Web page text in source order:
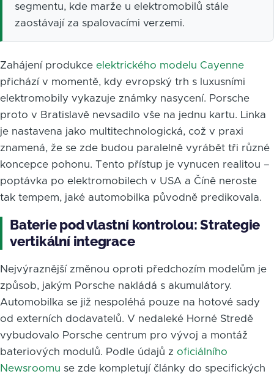
segmentu, kde marže u elektromobilů stále
zaostávají za spalovacími verzemi.
Zahájení produkce elektrického modelu Cayenne
přichází v momentě, kdy evropský trh s luxusními
elektromobily vykazuje známky nasycení. Porsche
proto v Bratislavě nevsadilo vše na jednu kartu. Linka
je nastavena jako multitechnologická, což v praxi
znamená, že se zde budou paralelně vyrábět tři různé
koncepce pohonu. Tento přístup je vynucen realitou –
poptávka po elektromobilech v USA a Číně neroste
tak tempem, jaké automobilka původně predikovala.
Baterie pod vlastní kontrolou: Strategie
vertikální integrace
Nejvýraznější změnou oproti předchozím modelům je
způsob, jakým Porsche nakládá s akumulátory.
Automobilka se již nespoléhá pouze na hotové sady
od externích dodavatelů. V nedaleké Horné Stredě
vybudovalo Porsche centrum pro vývoj a montáž
bateriových modulů. Podle údajů z oficiálního
Newsroomu se zde kompletují články do specifických